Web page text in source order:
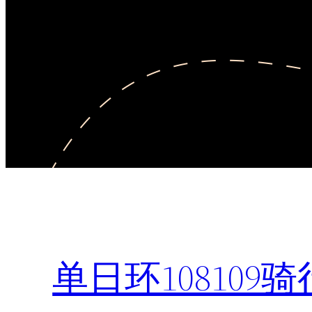
单日环108109